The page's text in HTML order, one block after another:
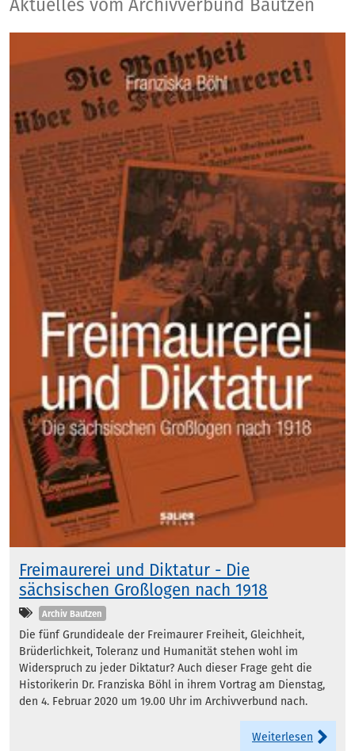
Aktuelles vom Archivverbund Bautzen
Freimaurerei und Diktatur - Die
sächsischen Großlogen nach 1918
Kategorien
Archiv Bautzen
Die fünf Grundideale der Freimaurer Freiheit, Gleichheit,
Brüderlichkeit, Toleranz und Humanität stehen wohl im
Widerspruch zu jeder Diktatur? Auch dieser Frage geht die
Historikerin Dr. Franziska Böhl in ihrem Vortrag am Dienstag,
den 4. Februar 2020 um 19.00 Uhr im Archivverbund nach.
Weiterlesen